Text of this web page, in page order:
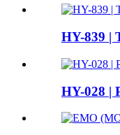
HY-839 |
HY-028 |